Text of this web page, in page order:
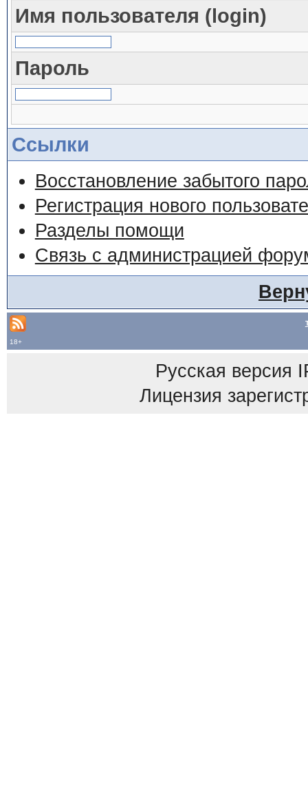
Имя пользователя (login)
Пароль
Ссылки
Восстановление забытого
Регистрация нового
Разделы помощи
Связь с администрацией
18+
Русская версия
Лицензия